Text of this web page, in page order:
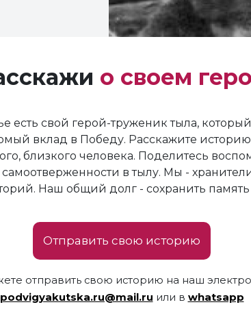
о своем
есть свой герой-труженик тыла,
вклад в Победу. Расскажите
близкого человека. Поделитесь
в тылу. Мы -
Наш общий долг - сохранить
Отправить свою историю
отправить свою историю на наш
podvigyakutska.ru@mail.ru или в whatsapp